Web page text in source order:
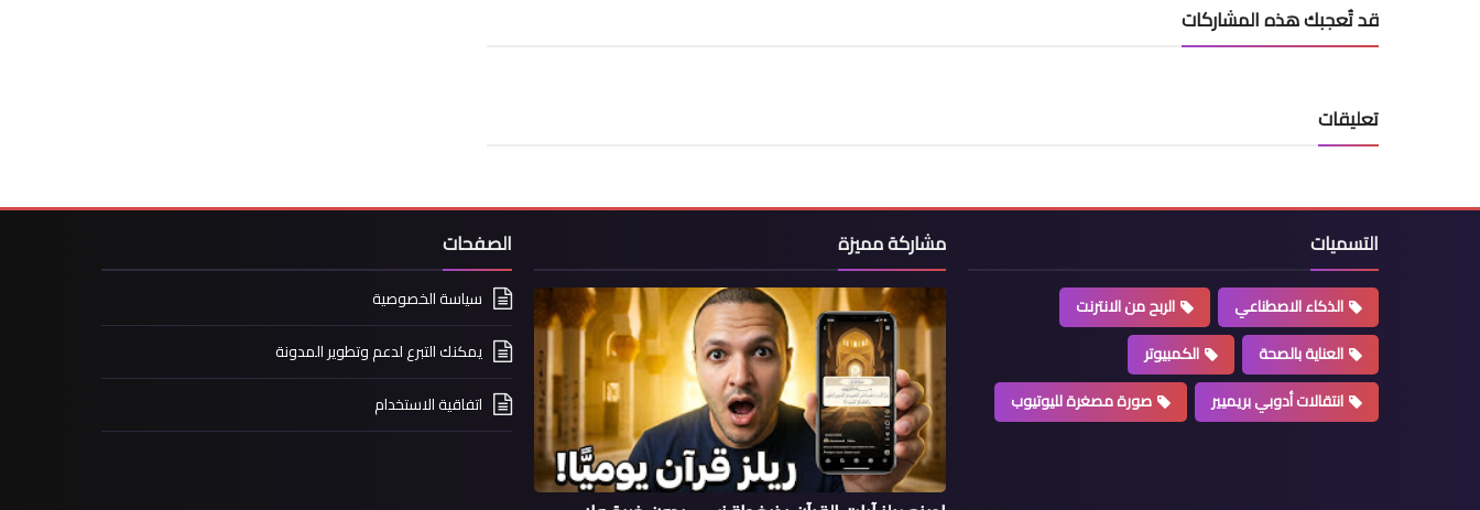
قد تُعجبك هذه المشاركات
تعليقات
التسميات
الذكاء الاصطناعي
الربح من الانترنت
العناية بالصحة
الكمبيوتر
انتقالات أدوبي بريميير
صورة مصغرة لليوتيوب
مشاركة مميزة الصفحات
سياسة الخصوصية
يمكنك التبرع لدعم وتطوير المدونة
اتفاقية الاستخدام